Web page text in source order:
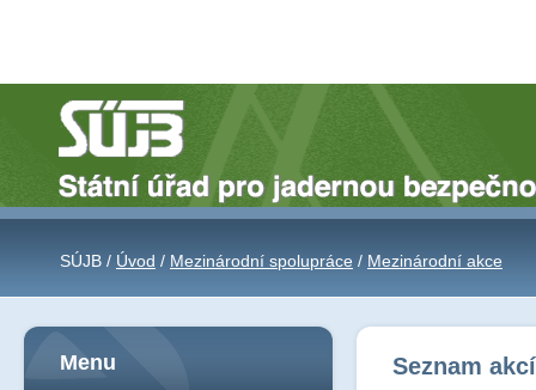
SÚJB / Úvod / Mezinárodní spolupráce / Mezinárodní akce
Seznam
Menu